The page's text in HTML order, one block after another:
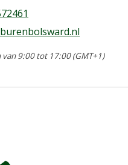
van 9:00 tot 17:00 (GMT+1)